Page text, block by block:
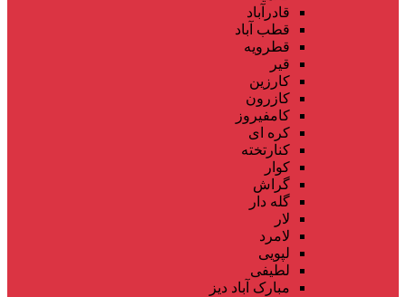
قادرآباد
قطب آباد
قطرویه
قیر
کارزین
کازرون
کامفیروز
کره ای
کنارتخته
کوار
گراش
گله دار
لار
لامرد
لپویی
لطیفی
مبارک آباد دیز